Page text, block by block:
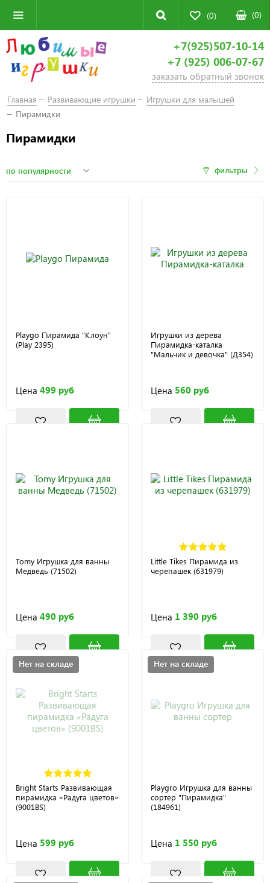
(0) (0)
+7(925)507-10-14
+7 (925) 006-07-67
заказать обратный звонок
Главная Развивающие игрушки
Игрушки для малышей
Пирамидки
Пирамидки
фильтры
Playgo Пирамида "Клоун"
(Play 2395)
Цена 499 руб
Игрушки из дерева
Пирамидка-каталка
"Мальчик и девочка" (Д354)
Цена 560 руб
Tomy Игрушка для ванны
Медведь (71502)
Цена 490 руб
Little Tikes Пирамида из
черепашек (631979)
Цена 1 390 руб
Нет на складе
Bright Starts Развивающая
пирамидка «Радуга цветов»
(9001BS)
Цена 599 руб
Нет на складе
Playgro Игрушка для ванны
сортер "Пирамидка"
(184961)
Цена 1 550 руб